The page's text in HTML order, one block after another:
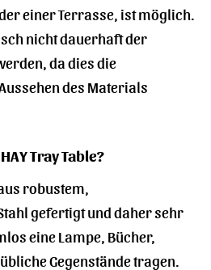
einer Terrasse, ist möglich.
nicht dauerhaft der
da dies die
des Materials
Tray Table?
robustem,
gefertigt und daher sehr
eine Lampe, Bücher,
Gegenstände tragen.